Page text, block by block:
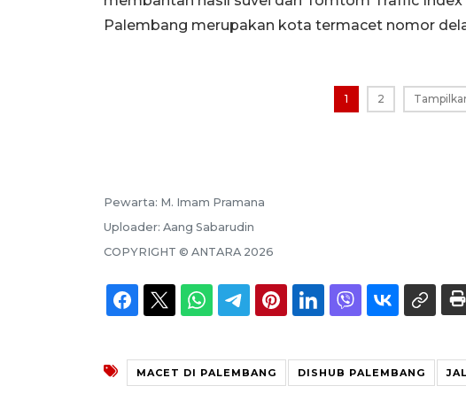
Palembang merupakan kota termacet nomor
1 2
Pewarta: M. Imam Pramana
Uploader: Aang Sabarudin
COPYRIGHT © ANTARA 2026
MACET DI PALEMBANG DISHUB PALEMBANG